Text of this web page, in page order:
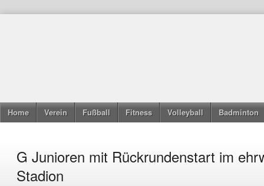
Home Verein Fußball Fitness Volleyball Badminton
G Junioren mit Rückrundenstart im
Stadion